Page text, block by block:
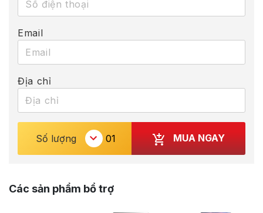
Email
Địa chỉ
Số lượng MUA NGAY
Các sản phẩm bổ trợ